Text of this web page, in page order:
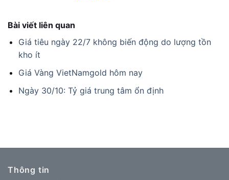
Bài viết liên quan
Giá tiêu ngày 22/7 không biến động do lượng tồn
kho ít
Giá Vàng VietNamgold hôm nay
Ngày 30/10: Tỷ giá trung tâm ổn định
Thông tin